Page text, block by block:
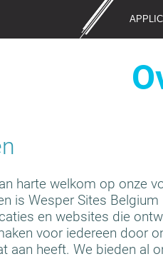
harte welkom op onze
is Wesper Sites
en websites die
voor iedereen door
aan heeft. We bieden